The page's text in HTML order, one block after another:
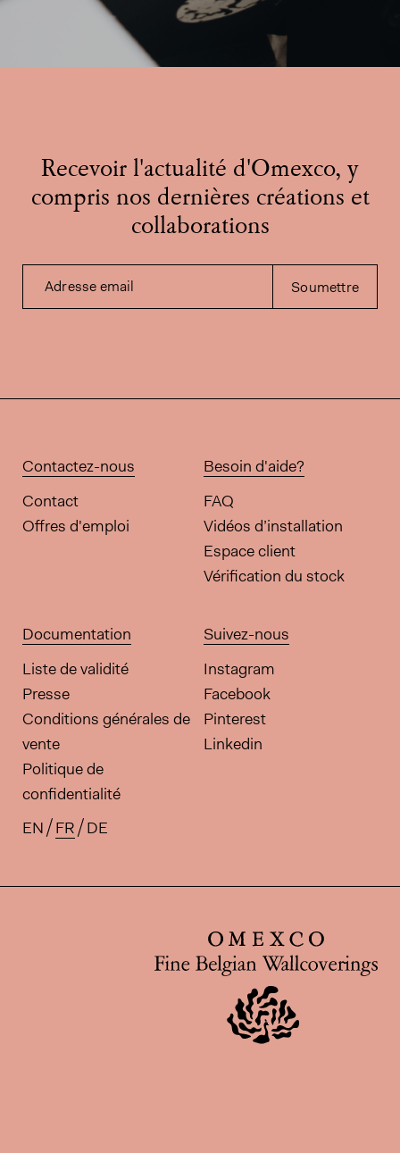
Recevoir l'actualité d'Omexco, y
compris nos dernières créations et
collaborations
Adresse email Soumettre
Contactez-nous
Contact
Offres d'emploi
Besoin d'aide?
FAQ
Vidéos d’installation
Espace client
Vérification du stock
Documentation
Liste de validité
Presse
Conditions générales de
vente
Politique de
confidentialité
Suivez-nous
Instagram
Facebook
Pinterest
Linkedin
Traductions disponibles pour
EN FR DE